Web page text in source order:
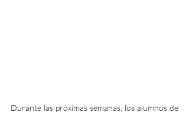
Durante las próximas semanas, los alumnos de